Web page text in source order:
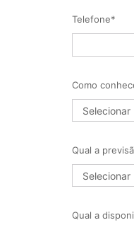
Telefone*
Como
Qual a
Qual a